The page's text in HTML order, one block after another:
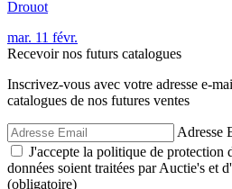
Drouot
mar. 11 févr.
Recevoir nos futurs catalogues
Inscrivez-vous avec votre adresse e-
catalogues de nos futures ventes
Adresse
J'accepte la politique de protection
données soient traitées par Auctie's et
(obligatoire)